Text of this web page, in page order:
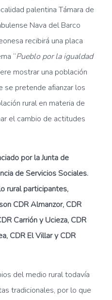
palentina Támara de
Nava del Barco
recibirá una placa
“Pueblo por la igualdad
mostrar una población
se pretende afianzar los
rural en materia de
el cambio de actitudes
por la Junta de
de Servicios Sociales.
rural participantes,
son CDRAlmanzor, CDR
Carrión y Ucieza, CDR
CDR El Villar y CDR
del medio rural todavía
tradicionales, por lo que